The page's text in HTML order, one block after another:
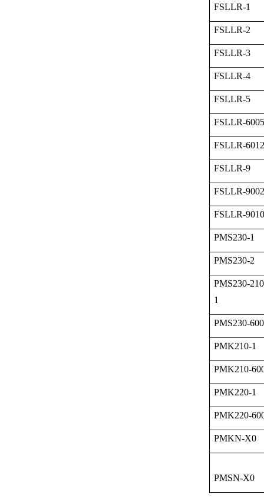
FSLLR-1
FSLLR-2
FSLLR-3
FSLLR-4
FSLLR-5
FSLLR-6005
FSLLR-6012
FSLLR-9
FSLLR-9002
FSLLR-9010
PMS230-1
PMS230-2
PMS230-
1
PMS230-
PMK210-1
PMK210-
PMK220-1
PMK220-
PMKN-X0
PMSN-X0